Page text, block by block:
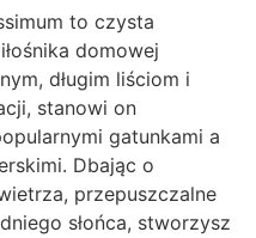
to czysta
domowej
długim liściom i
stanowi on
gatunkami a
Dbając o
przepuszczalne
słońca, stworzysz